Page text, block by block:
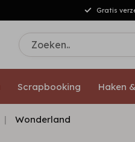
Gratis
Scrapbooking Haken
| Wonderland